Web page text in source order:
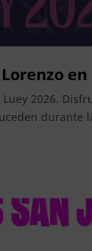
en
Luey 2026.
durante